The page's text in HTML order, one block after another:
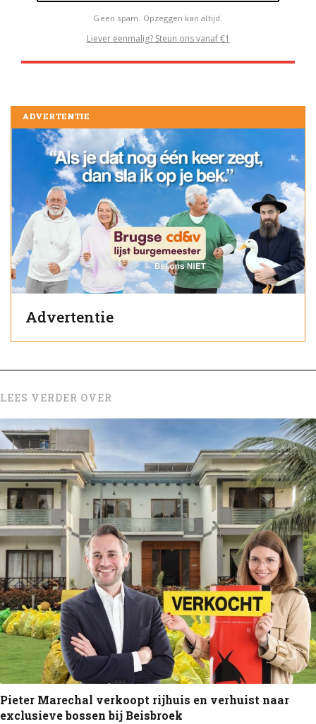
Geen spam. Opzeggen kan altijd.
Liever eenmalig? Steun ons vanaf €1
ADVERTENTIE
Advertentie
LEES VERDER OVER
Pieter Marechal verkoopt rijhuis en verhuist naar
exclusieve bossen bij Beisbroek